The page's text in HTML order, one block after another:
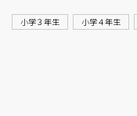
小学３年生 小学４年生